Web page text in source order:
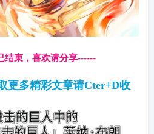
结束，喜欢请分享------
更多精彩文章请Cter+D收